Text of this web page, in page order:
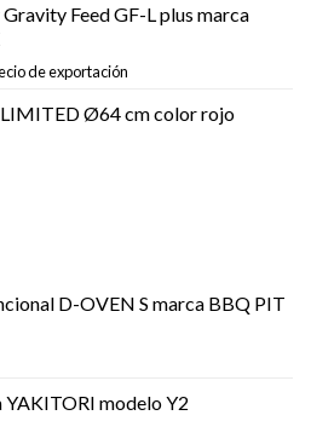
Feed GF-L plus marca
de exportación
Ø64 cm color rojo
D-OVEN S marca BBQ PIT
YAKITORI modelo Y2